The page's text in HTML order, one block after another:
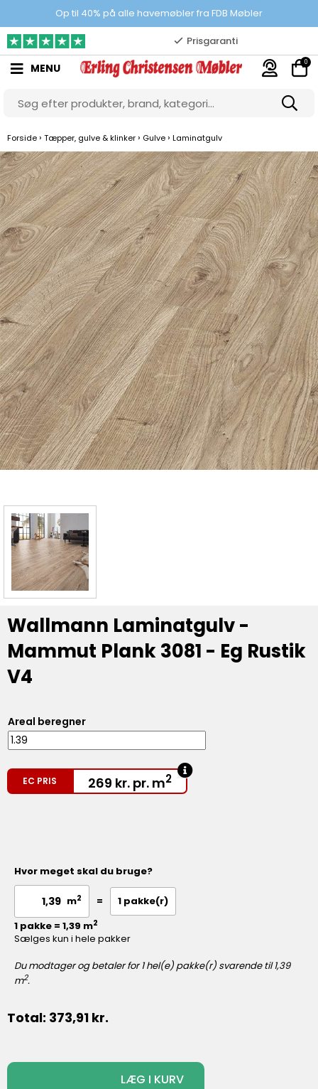
Op til 40% på alle havemøbler fra FDB Møbler
100% danskejet webshop
Prisgaranti
10.000 m2 showroom
Gratis & gode parkeringsforhold
MENU 0
Forside › Tæpper, gulve & klinker › Gulve › Laminatgulv
Wallmann Laminatgulv -
Mammut Plank 3081 - Eg Rustik
V4
Areal beregner
EC PRIS 269 kr. pr. m2
Hvor meget skal du bruge?
m2 = 1 pakke(r)
1 pakke = 1,39 m2
Sælges kun i hele pakker
Du modtager og betaler for1hel(e) pakke(r) svarende til1,39
m2.
Total: 373,91 kr.
LÆG I KURV